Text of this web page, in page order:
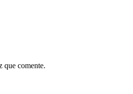
que comente.